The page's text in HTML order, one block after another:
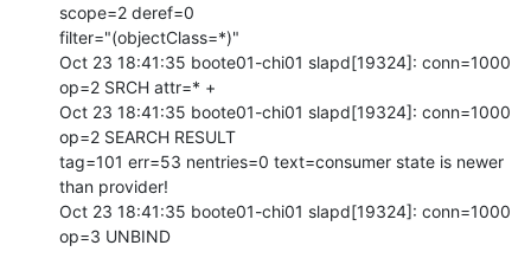
scope=2 deref=0
filter="(objectClass=*)"
Oct 23 18:41:35 boote01-chi01 slapd[19324]: conn=1000
op=2 SRCH attr=* +
Oct 23 18:41:35 boote01-chi01 slapd[19324]: conn=1000
op=2 SEARCH RESULT
tag=101 err=53 nentries=0 text=consumer state is newer
than provider!
Oct 23 18:41:35 boote01-chi01 slapd[19324]: conn=1000
op=3 UNBIND